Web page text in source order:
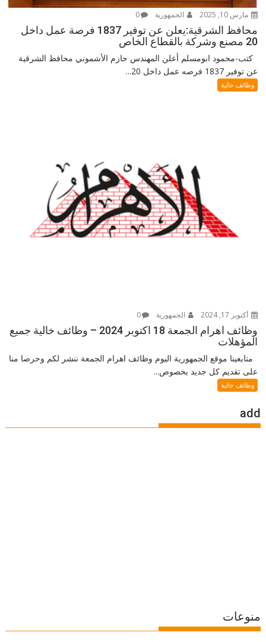
مارس 10, 2025 الجمهورية 0
محافظ الشرقية:يعلن عن توفير 1837 فرصة عمل داخل
20 مصنع وشركة بالقطاع الخاص
كتب-محمود ابومسلم أعلن المهندس حازم الأشموني محافظ الشرقية
عن توفير 1837 فرصه عمل داخل 20...
وظائف خالية
أكتوبر 17, 2024 الجمهورية 0
وظائف اهرام الجمعة 18 اكتوبر 2024 – وظائف خالية جميع
المؤهلات
متابعينا موقع الجمهورية اليوم وظائف اهرام الجمعة ننشر لكم وحرصا منا
على تقديم كل جديد بخصوص...
وظائف خالية
add
منوعات